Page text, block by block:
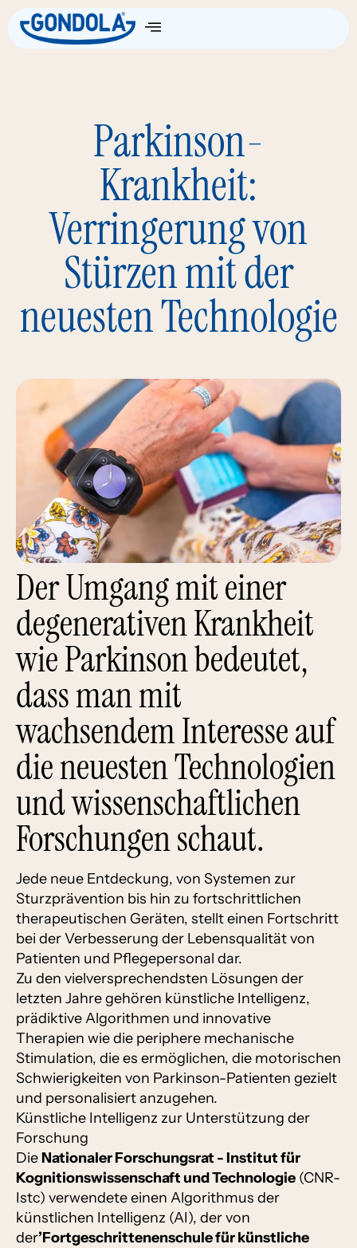
Parkinson-
Krankheit:
Verringerung von
Stürzen mit der
neuesten Technologie
Der Umgang mit einer
degenerativen Krankheit
wie Parkinson bedeutet,
dass man mit
wachsendem Interesse auf
die neuesten Technologien
und wissenschaftlichen
Forschungen schaut.
Jede neue Entdeckung, von Systemen zur
Sturzprävention bis hin zu fortschrittlichen
therapeutischen Geräten, stellt einen Fortschritt
bei der Verbesserung der Lebensqualität von
Patienten und Pflegepersonal dar.
Zu den vielversprechendsten Lösungen der
letzten Jahre gehören künstliche Intelligenz,
prädiktive Algorithmen und innovative
Therapien wie die periphere mechanische
Stimulation, die es ermöglichen, die motorischen
Schwierigkeiten von Parkinson-Patienten gezielt
und personalisiert anzugehen.
Künstliche Intelligenz zur Unterstützung der
Forschung
Die Nationaler Forschungsrat - Institut für
Kognitionswissenschaft und Technologie (CNR-
Istc) verwendete einen Algorithmus der
künstlichen Intelligenz (AI), der von
der’Fortgeschrittenenschule für künstliche